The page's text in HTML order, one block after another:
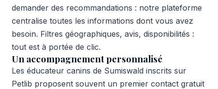
demander des recommandations : notre plateforme
centralise toutes les informations dont vous avez
besoin. Filtres géographiques, avis, disponibilités :
tout est à portée de clic.
Un accompagnement personnalisé
Les éducateur canins de Sumiswald inscrits sur
Petlib proposent souvent un premier contact gratuit